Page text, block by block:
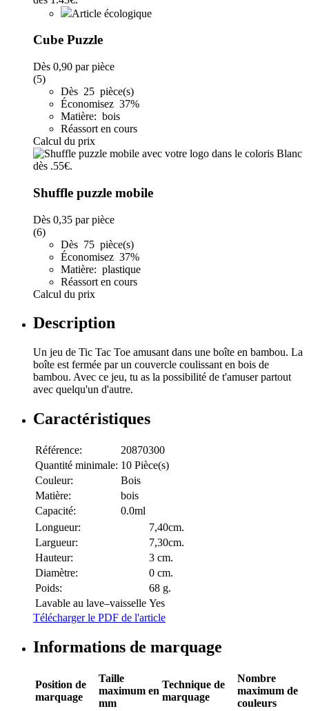
Article écologique
Cube Puzzle
Dès 0,90 par pièce
(5)
Dès 25 pièce(s)
Économisez 37%
Matière: bois
Réassort en cours
Calcul du prix
Shuffle puzzle mobile
Dès 0,35 par pièce
(6)
Dès 75 pièce(s)
Économisez 37%
Matière: plastique
Réassort en cours
Calcul du prix
Description
Un jeu de Tic Tac Toe amusant dans une boîte en bambou. La
boîte est fermée par un couvercle coulissant en bois de
bambou. Avec ce jeu, tu as la possibilité de t'amuser partout
avec quelqu'un d'autre.
Caractéristiques
Référence:
20870300
Quantité minimale: 10 Pièce(s)
Couleur:
Bois
Matière:
bois
Capacité:
0.0ml
Longueur:
7,40cm.
Largueur:
7,30cm.
Hauteur:
3 cm.
Diamètre:
0 cm.
Poids:
68 g.
Lavable au lave–vaisselle Yes
Télécharger le PDF de l'article
Informations de marquage
Position de
marquage
Taille
maximum en
mm
Technique de
marquage
Nombre
maximum de
couleurs